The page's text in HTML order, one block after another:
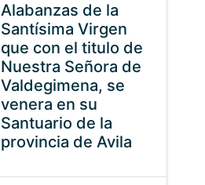
Alabanzas de la
Santísima Virgen
que con el titulo de
Nuestra Señora de
Valdegimena, se
venera en su
Santuario de la
provincia de Avila